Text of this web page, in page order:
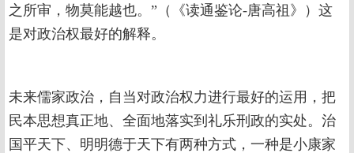
之所审，物莫能越也。”（《读通鉴论-唐高祖》）这
是对政治权最好的解释。
未来儒家政治，自当对政治权力进行最好的运用，把
民本思想真正地、全面地落实到礼乐刑政的实处。治
国平天下、明明德于天下有两种方式，一种是小康家